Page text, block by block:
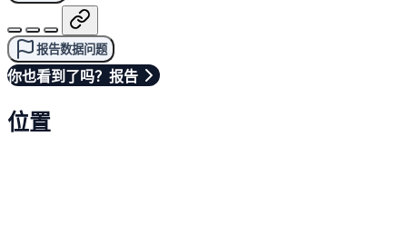
报告数据问题
你也看到了吗？报告
位置